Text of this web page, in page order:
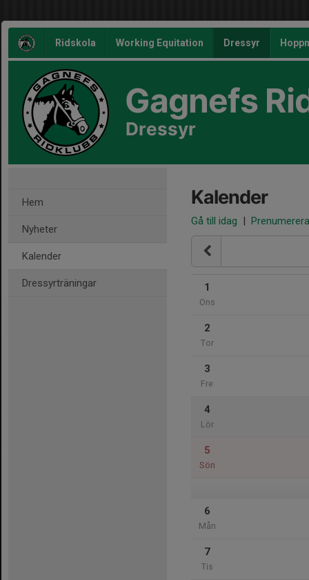
Ridskola Working Equitation Dressyr
Gagnefs
Dressyr
Hem
Nyheter
Kalender
Dressyrträningar
Kalender
Gå till idag | Prenumerera
1
Ons
2
Tor
3
Fre
4
Lör
5
Sön
6
Mån
7
Tis